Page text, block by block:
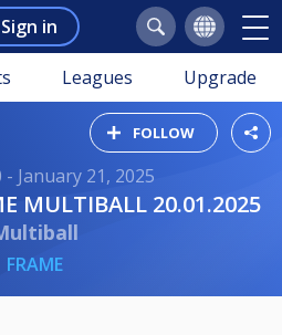
Sign in
Leagues Upgrade
FOLLOW
- January 21, 2025
MULTIBALL 20.01.2025
FRAME